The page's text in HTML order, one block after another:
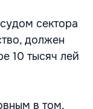
сектора
должен
10 тысяч лей
в том,